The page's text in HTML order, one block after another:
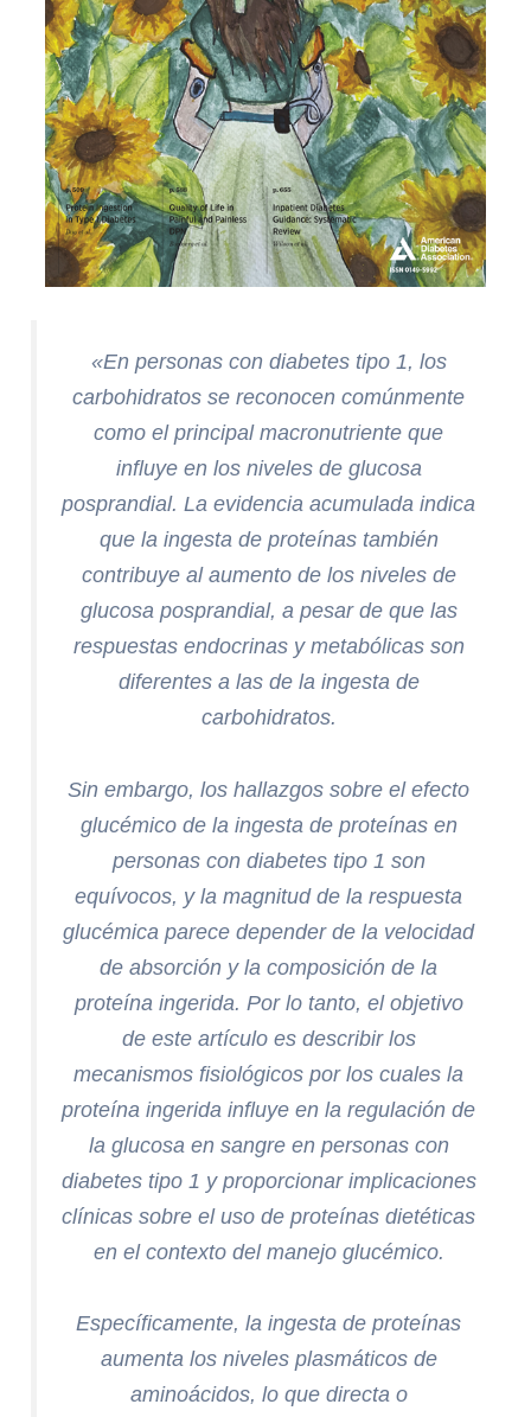
«En personas con diabetes tipo 1, los
carbohidratos se reconocen comúnmente
como el principal macronutriente que
influye en los niveles de glucosa
posprandial. La evidencia acumulada indica
que la ingesta de proteínas también
contribuye al aumento de los niveles de
glucosa posprandial, a pesar de que las
respuestas endocrinas y metabólicas son
diferentes a las de la ingesta de
carbohidratos.
Sin embargo, los hallazgos sobre el efecto
glucémico de la ingesta de proteínas en
personas con diabetes tipo 1 son
equívocos, y la magnitud de la respuesta
glucémica parece depender de la velocidad
de absorción y la composición de la
proteína ingerida. Por lo tanto, el objetivo
de este artículo es describir los
mecanismos fisiológicos por los cuales la
proteína ingerida influye en la regulación de
la glucosa en sangre en personas con
diabetes tipo 1 y proporcionar implicaciones
clínicas sobre el uso de proteínas dietéticas
en el contexto del manejo glucémico.
Específicamente, la ingesta de proteínas
aumenta los niveles plasmáticos de
aminoácidos, lo que directa o